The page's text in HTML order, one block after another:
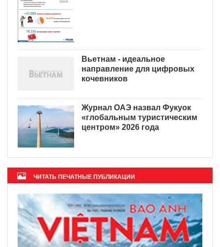
Вьетнам - идеальное
направление для цифровых
кочевников
Журнал ОАЭ назвал Фукуок
«глобальным туристическим
центром» 2026 года
ЧИТАТЬ ПЕЧАТНЫЕ ПУБЛИКАЦИИ